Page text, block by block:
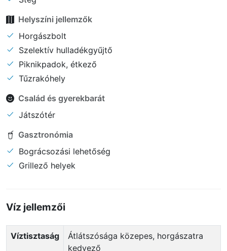
Helyszíni jellemzők
Horgászbolt
Szelektív hulladékgyűjtő
Piknikpadok, étkező
Tűzrakóhely
Család és gyerekbarát
Játszótér
Gasztronómia
Bográcsozási lehetőség
Grillező helyek
Víz jellemzői
Víztisztaság
Átlátszósága közepes, horgászatra
kedvező